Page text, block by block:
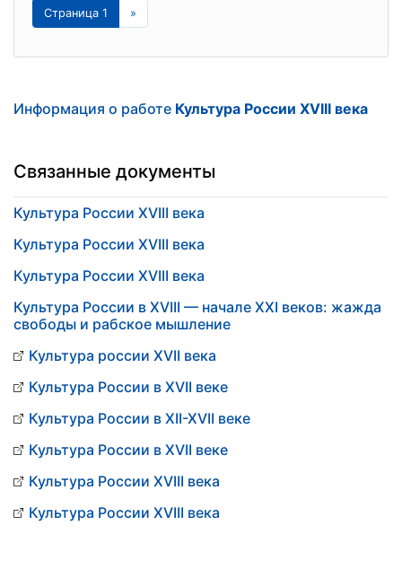
Страница 1 »
Информация о работе Культура России XVIII века
Связанные документы
Культура России XVIII века
Культура России XVIII века
Культура России XVIII века
Культура России в XVIII — начале XXI веков: жажда
свободы и рабское мышление
Культура россии XVII века
Культура России в XVII веке
Культура России в XII-XVII веке
Культура России в XVII веке
Культура России XVIII века
Культура России XVIII века